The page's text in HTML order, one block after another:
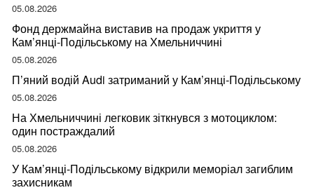
05.08.2026
Фонд держмайна виставив на продаж укриття у
Кам’янці-Подільському на Хмельниччині
05.08.2026
П’яний водій Audi затриманий у Кам’янці-Подільському
05.08.2026
На Хмельниччині легковик зіткнувся з мотоциклом:
один постраждалий
05.08.2026
У Кам’янці-Подільському відкрили меморіал загиблим
захисникам